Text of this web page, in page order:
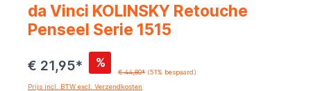
da Vinci KOLINSKY Retouche
Penseel Serie 1515
€ 21,95* %
€ 44,80* (51% bespaard)
Prijs incl. BTW excl. Verzendkosten